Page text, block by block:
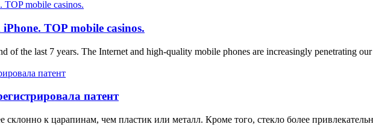
TOP mobile casinos.
of the last 7 years. The Internet and high-quality mobile phones are increasingly penetrating
патент
к царапинам, чем пластик или металл. Кроме того, стекло более